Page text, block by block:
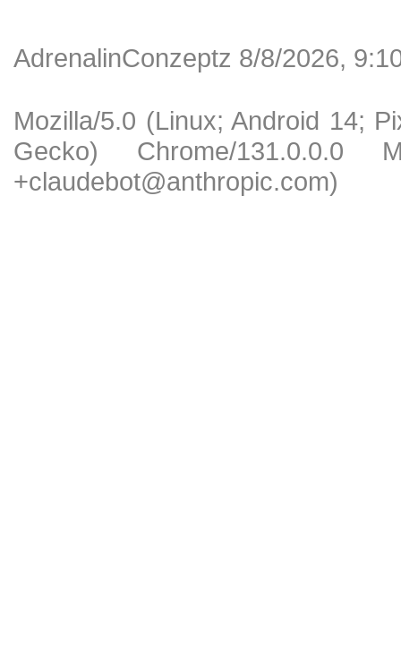
AdrenalinConzeptz 8/8/2026,
Mozilla/5.0 (Linux; Android 14;
Gecko) Chrome/131.0.0.0
+claudebot@anthropic.com)